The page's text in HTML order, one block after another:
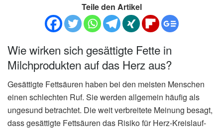
Teile den Artikel
Wie wirken sich gesättigte Fette in
Milchprodukten auf das Herz aus?
Gesättigte Fettsäuren haben bei den meisten Menschen
einen schlechten Ruf. Sie werden allgemein häufig als
ungesund betrachtet. Die weit verbreitete Meinung besagt,
dass gesättigte Fettsäuren das Risiko für Herz-Kreislauf-